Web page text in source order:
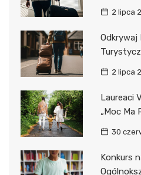
2 lipca
Odkrywaj
2 lipca
Laureaci
„Moc Ma
30
Konkurs